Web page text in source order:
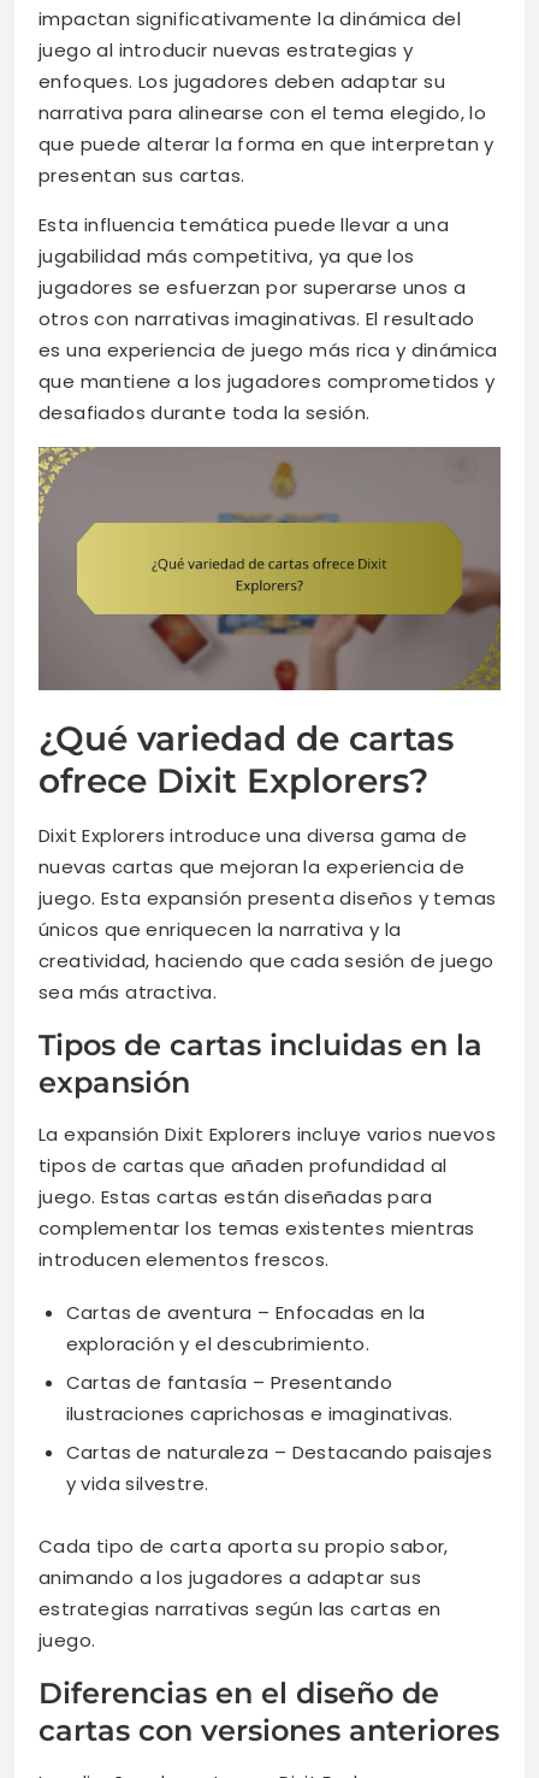
impactan significativamente la dinámica del
juego al introducir nuevas estrategias y
enfoques. Los jugadores deben adaptar su
narrativa para alinearse con el tema elegido, lo
que puede alterar la forma en que interpretan y
presentan sus cartas.
Esta influencia temática puede llevar a una
jugabilidad más competitiva, ya que los
jugadores se esfuerzan por superarse unos a
otros con narrativas imaginativas. El resultado
es una experiencia de juego más rica y dinámica
que mantiene a los jugadores comprometidos y
desafiados durante toda la sesión.
¿Qué variedad de cartas
ofrece Dixit Explorers?
Dixit Explorers introduce una diversa gama de
nuevas cartas que mejoran la experiencia de
juego. Esta expansión presenta diseños y temas
únicos que enriquecen la narrativa y la
creatividad, haciendo que cada sesión de juego
sea más atractiva.
Tipos de cartas incluidas en la
expansión
La expansión Dixit Explorers incluye varios nuevos
tipos de cartas que añaden profundidad al
juego. Estas cartas están diseñadas para
complementar los temas existentes mientras
introducen elementos frescos.
Cartas de aventura – Enfocadas en la
exploración y el descubrimiento.
Cartas de fantasía – Presentando
ilustraciones caprichosas e imaginativas.
Cartas de naturaleza – Destacando paisajes
y vida silvestre.
Cada tipo de carta aporta su propio sabor,
animando a los jugadores a adaptar sus
estrategias narrativas según las cartas en
juego.
Diferencias en el diseño de
cartas con versiones anteriores